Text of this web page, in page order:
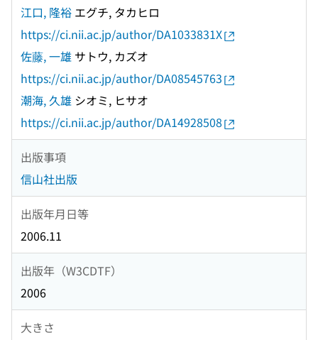
江口, 隆裕 エグチ, タカヒロ
https://ci.nii.ac.jp/author/DA1033831X
佐藤, 一雄 サトウ, カズオ
https://ci.nii.ac.jp/author/DA08545763
潮海, 久雄 シオミ, ヒサオ
https://ci.nii.ac.jp/author/DA14928508
出版事項
信山社出版
出版年月日等
2006.11
出版年（W3CDTF）
2006
大きさ